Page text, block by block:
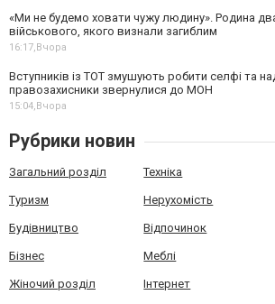
«Ми не будемо ховати чужу людину». Родина
військового, якого визнали загиблим
16:17,Вчора
Вступників із ТОТ змушують робити селфі та
правозахисники звернулися до МОН
15:04,Вчора
Рубрики новин
Загальний розділ Техніка
Туризм Нерухомість
Будівництво Відпочинок
Бізнес Меблі
Жіночий розділ Інтернет